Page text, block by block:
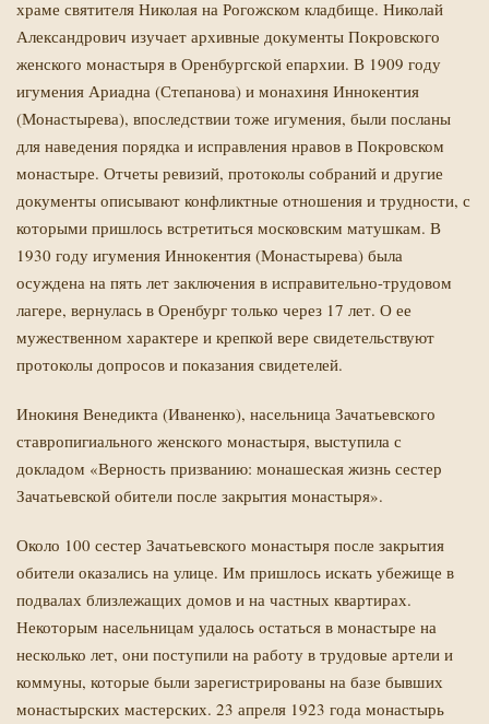
храме святителя Николая на Рогожском кладбище. Николай
Александрович изучает архивные документы Покровского
женского монастыря в Оренбургской епархии. В 1909 году
игумения Ариадна (Степанова) и монахиня Иннокентия
(Монастырева), впоследствии тоже игумения, были посланы
для наведения порядка и исправления нравов в Покровском
монастыре. Отчеты ревизий, протоколы собраний и другие
документы описывают конфликтные отношения и трудности, с
которыми пришлось встретиться московским матушкам. В
1930 году игумения Иннокентия (Монастырева) была
осуждена на пять лет заключения в исправительно-трудовом
лагере, вернулась в Оренбург только через 17 лет. О ее
мужественном характере и крепкой вере свидетельствуют
протоколы допросов и показания свидетелей.
Инокиня Венедикта (Иваненко), насельница Зачатьевского
ставропигиального женского монастыря, выступила с
докладом «Верность призванию: монашеская жизнь сестер
Зачатьевской обители после закрытия монастыря».
Около 100 сестер Зачатьевского монастыря после закрытия
обители оказались на улице. Им пришлось искать убежище в
подвалах близлежащих домов и на частных квартирах.
Некоторым насельницам удалось остаться в монастыре на
несколько лет, они поступили на работу в трудовые артели и
коммуны, которые были зарегистрированы на базе бывших
монастырских мастерских. 23 апреля 1923 года монастырь